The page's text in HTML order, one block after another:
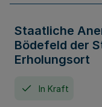
Staatliche
Bödefeld der
Erholungsort
In Kraft